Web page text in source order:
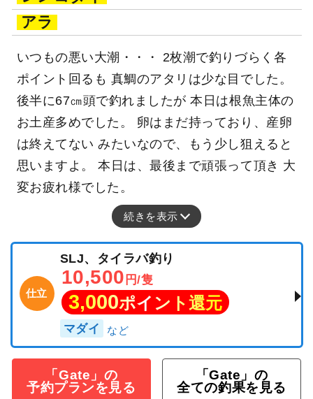
アラ
いつもの悪い大潮・・・ 2枚潮で釣りづらく各
ポイント回るも 真鯛のアタリは少な目でした。
後半に67㎝頭で釣れましたが 本日は根魚主体の
お土産多めでした。 卵はまだ持っており、産卵
は終えてない みたいなので、もう少し狙えると
思いますよ。 本日は、最後まで頑張って頂き 大
変お疲れ様でした。
続きを表示
仕立
SLJ、タイラバ釣り
10,500 円/隻
3,000ポイント還元
マダイ
「Gate」の
予約プランを見る
「Gate」の
全ての釣果を見る